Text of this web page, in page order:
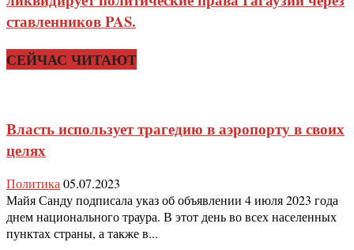
ставленников PAS.
СЕЙЧАС ЧИТАЮТ
Власть использует трагедию в аэропорту в своих
целях
Политика05.07.2023
Майя Санду подписала указ об объявлении 4 июля 2023 года
днем национального траура. В этот день во всех населенных
пунктах страны, а также в...